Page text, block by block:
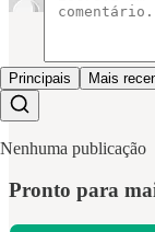
Principais Mais
Nenhuma publicação
Pronto para